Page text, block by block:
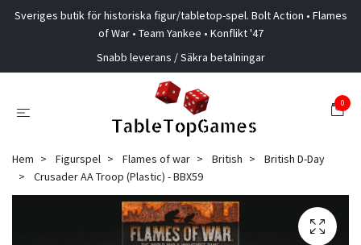
Sveriges butik för historiska figur/tabletop-spel. Bolt Action • Flames
of War • Team Yankee • Konflikt '47
Snabb leverans / Säkra betalningar
0
Hem Figurspel Flames of war British
British D-Day
Crusader AA Troop (Plastic) - BBX59